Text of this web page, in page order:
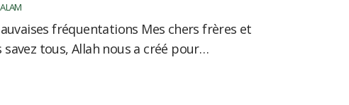
fréquentations Mes chers frères et
tous, Allah nous a créé pour…